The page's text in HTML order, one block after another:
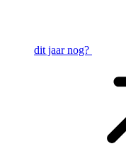
dit jaar nog?